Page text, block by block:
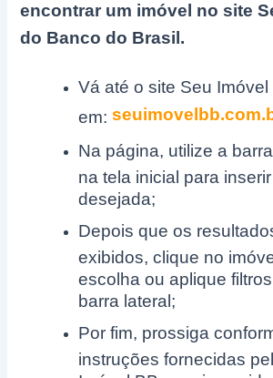
encontrar um imóvel no site
do Banco do Brasil.
Vá até o site Seu Imóvel
em:
Na página, utilize a
na tela inicial para
desejada;
Depois que os
exibidos, clique no
escolha ou aplique
barra lateral;
Por fim, prossiga
instruções fornecidas